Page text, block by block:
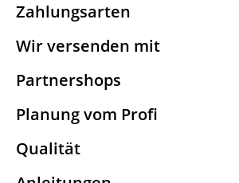
Zahlungsarten
Wir versenden mit
Partnershops
Planung vom Profi
Qualität